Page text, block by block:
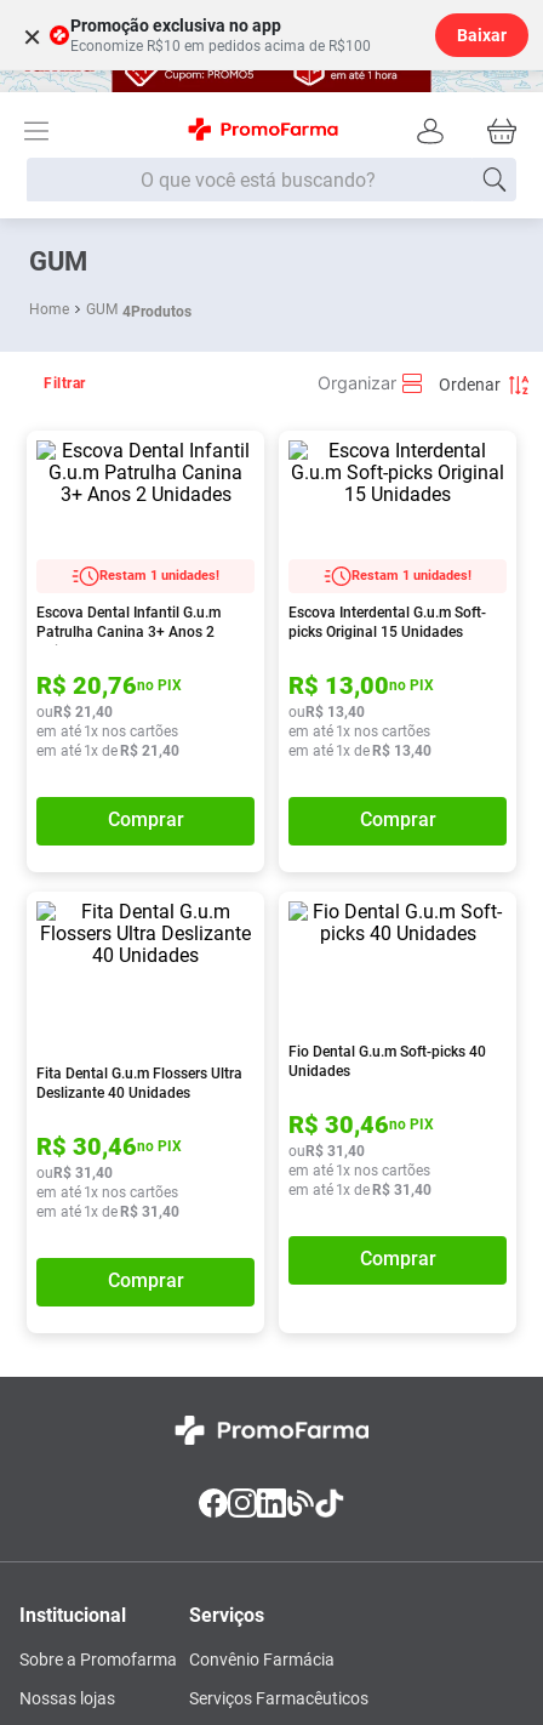
× Promoção exclusiva no app
Economize R$10 em pedidos acima de R$100
Baixar
O que você está buscando?
GUM
GUM 4Produtos
Filtrar
Restam 1 unidades!
Escova Dental Infantil G.u.m
Patrulha Canina 3+ Anos 2
Unidades
R$ 20,76no PIX
ouR$ 21 ,40
em até 1x nos cartões
em até 1x deR$ 21 ,40
Comprar
Restam 1 unidades!
Escova Interdental G.u.m Soft-
picks Original 15 Unidades
R$ 13,00no PIX
ouR$ 13,40
em até 1x nos cartões
em até 1x deR$ 13,40
Comprar
Fita Dental G.u.m Flossers Ultra
Deslizante 40 Unidades
R$ 30,46no PIX
ouR$ 31 ,40
em até 1x nos cartões
em até 1x deR$ 31 ,40
Comprar
Fio Dental G.u.m Soft-picks 40
Unidades
R$ 30,46no PIX
ouR$ 31 ,40
em até 1x nos cartões
em até 1x deR$ 31 ,40
Comprar
Institucional
Sobre a Promofarma
Nossas lojas
Serviços
Convênio Farmácia
Serviços Farmacêuticos
Termos mais buscados
1 º Fralda
3º
5º Fralda G
6º Desodorante
8º Pampers Confort Sec
9º Vitamina D